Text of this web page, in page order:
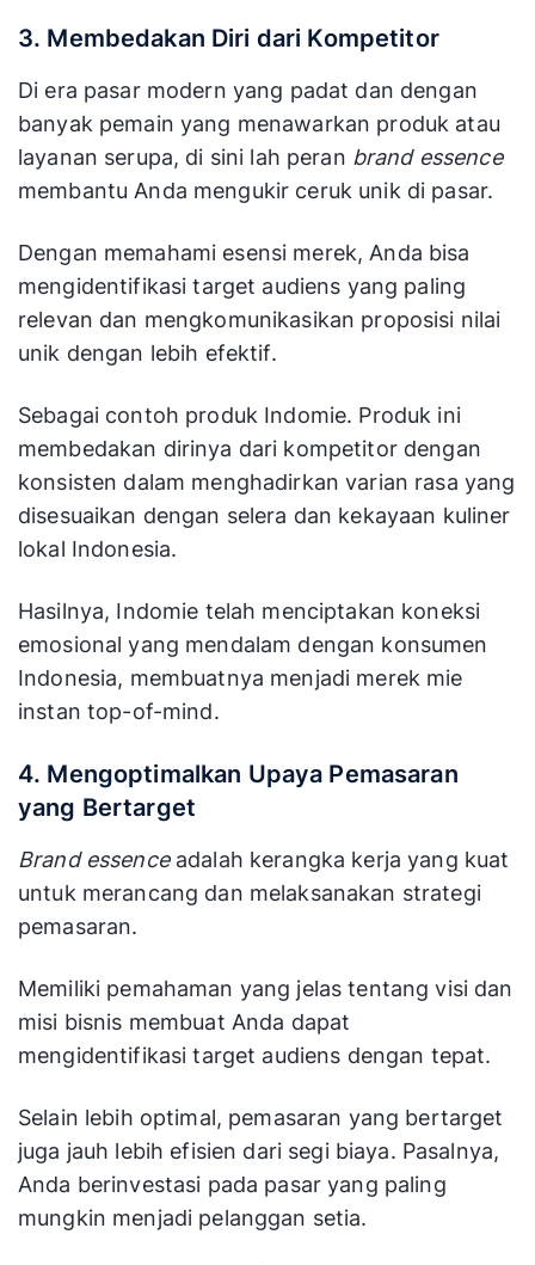
3. Membedakan Diri dari Kompetitor
Di era pasar modern yang padat dan dengan
banyak pemain yang menawarkan produk atau
layanan serupa, di sini lah peran brand essence
membantu Anda mengukir ceruk unik di pasar.
Dengan memahami esensi merek, Anda bisa
mengidentifikasi target audiens yang paling
relevan dan mengkomunikasikan proposisi nilai
unik dengan lebih efektif.
Sebagai contoh produk Indomie. Produk ini
membedakan dirinya dari kompetitor dengan
konsisten dalam menghadirkan varian rasa yang
disesuaikan dengan selera dan kekayaan kuliner
lokal Indonesia.
Hasilnya, Indomie telah menciptakan koneksi
emosional yang mendalam dengan konsumen
Indonesia, membuatnya menjadi merek mie
instan top-of-mind.
4. Mengoptimalkan Upaya Pemasaran
yang Bertarget
Brand essence adalah kerangka kerja yang kuat
untuk merancang dan melaksanakan strategi
pemasaran.
Memiliki pemahaman yang jelas tentang visi dan
misi bisnis membuat Anda dapat
mengidentifikasi target audiens dengan tepat.
Selain lebih optimal, pemasaran yang bertarget
juga jauh lebih efisien dari segi biaya. Pasalnya,
Anda berinvestasi pada pasar yang paling
mungkin menjadi pelanggan setia.